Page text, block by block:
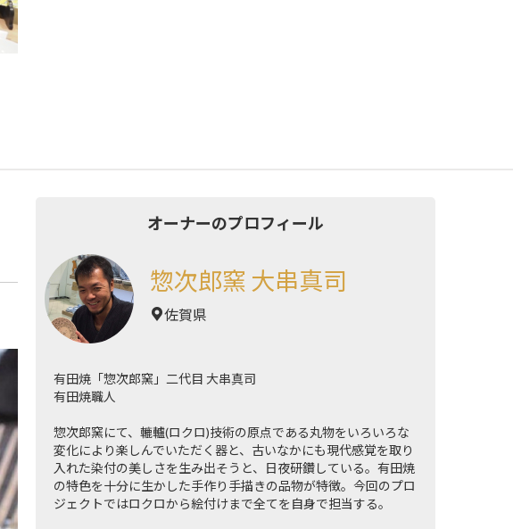
オーナーのプロフィール
惣次郎窯 大串真司
佐賀県
有田焼「惣次郎窯」二代目 大串真司
有田焼職人
惣次郎窯にて、轆轤(ロクロ)技術の原点である丸物をいろいろな
変化により楽しんでいただく器と、古いなかにも現代感覚を取り
入れた染付の美しさを生み出そうと、日夜研鑽している。有田焼
の特色を十分に生かした手作り手描きの品物が特徴。今回のプロ
ジェクトではロクロから絵付けまで全てを自身で担当する。